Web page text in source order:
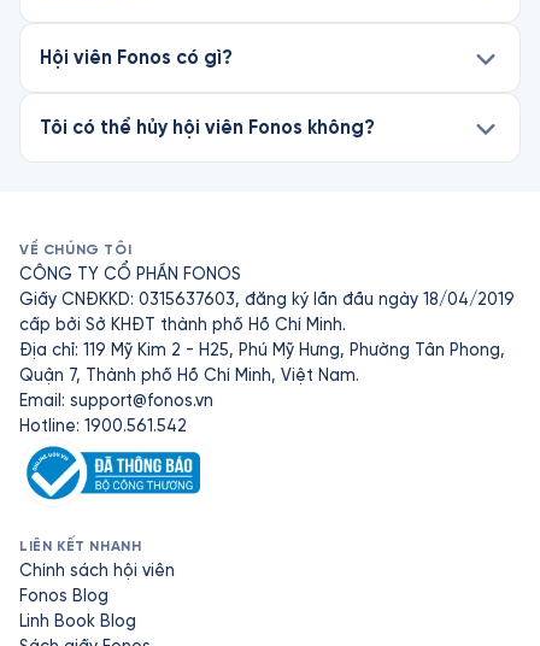
Hội viên Fonos có gì?
Tôi có thể hủy hội viên Fonos không?
VỀ CHÚNG TÔI
CÔNG TY CỔ PHẦN FONOS
Giấy CNĐKKD: 0315637603, đăng ký lần đầu ngày 18/04/2019
cấp bởi Sở KHĐT thành phố Hồ Chí Minh.
Địa chỉ: 119 Mỹ Kim 2 - H25, Phú Mỹ Hưng, Phường Tân Phong,
Quận 7, Thành phố Hồ Chí Minh, Việt Nam.
Email: support@fonos.vn
Hotline: 1900.561.542
LIÊN KẾT NHANH
Chính sách hội viên
Fonos Blog
Linh Book Blog